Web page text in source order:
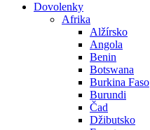
Dovolenky
Afrika
Alžírsko
Angola
Benin
Botswana
Burkina Faso
Burundi
Čad
Džibutsko